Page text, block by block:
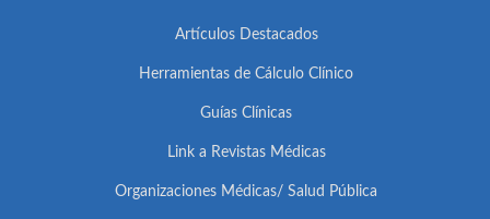
Artículos Destacados
Herramientas de Cálculo Clínico
Guías Clínicas
Link a Revistas Médicas
Organizaciones Médicas/ Salud Pública